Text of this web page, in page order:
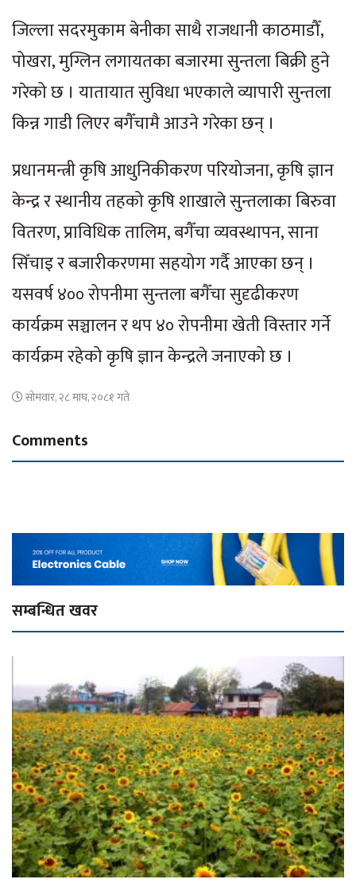
जिल्ला सदरमुकाम बेनीका साथै राजधानी काठमाडौँ,
पोखरा, मुग्लिन लगायतका बजारमा सुन्तला बिक्री हुने
गरेको छ । यातायात सुविधा भएकाले व्यापारी सुन्तला
किन्न गाडी लिएर बगैँचामै आउने गरेका छन् ।
प्रधानमन्त्री कृषि आधुनिकीकरण परियोजना, कृषि ज्ञान
केन्द्र र स्थानीय तहको कृषि शाखाले सुन्तलाका बिरुवा
वितरण, प्राविधिक तालिम, बगैँचा व्यवस्थापन, साना
सिँचाइ र बजारीकरणमा सहयोग गर्दै आएका छन् ।
यसवर्ष ४०० रोपनीमा सुन्तला बगैँचा सुदृढीकरण
कार्यक्रम सञ्चालन र थप ४० रोपनीमा खेती विस्तार गर्ने
कार्यक्रम रहेको कृषि ज्ञान केन्द्रले जनाएको छ ।
सोमवार, २८ माघ, २०८१ गते
Comments
सम्बन्धित खवर